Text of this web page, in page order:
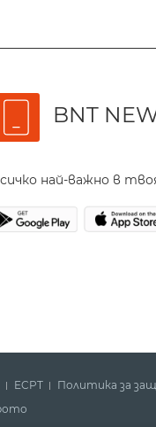
BNT
най-важно в
ECPT Политика за